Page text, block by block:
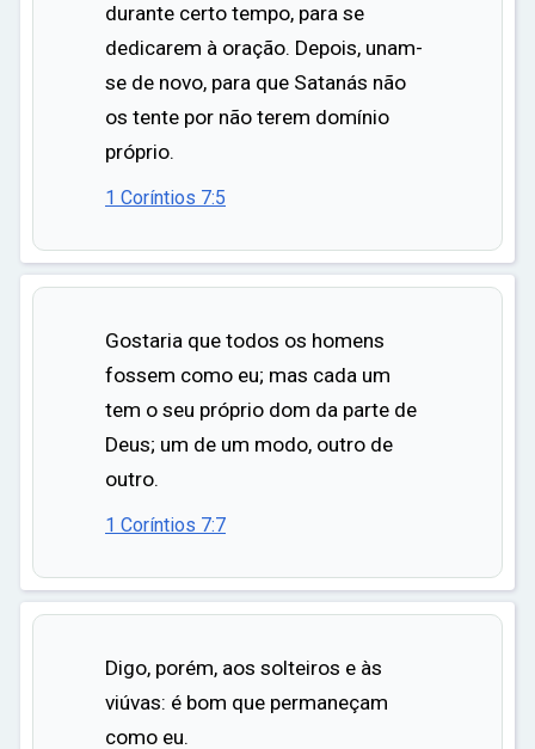
durante certo tempo, para se
dedicarem à oração. Depois, unam-
se de novo, para que Satanás não
os tente por não terem domínio
próprio.
1 Coríntios 7:5
Gostaria que todos os homens
fossem como eu; mas cada um
tem o seu próprio dom da parte de
Deus; um de um modo, outro de
outro.
1 Coríntios 7:7
Digo, porém, aos solteiros e às
viúvas: é bom que permaneçam
como eu.